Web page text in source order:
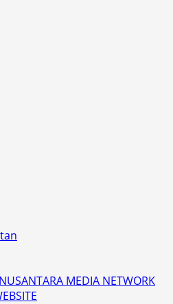
MEDIA NETWORK